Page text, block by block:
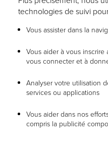
technologies de suivi
Vous assister dans la
Vous aider à vous
vous connecter et à
Analyser votre utilisation
services ou applications
Vous aider dans nos
compris la publicité